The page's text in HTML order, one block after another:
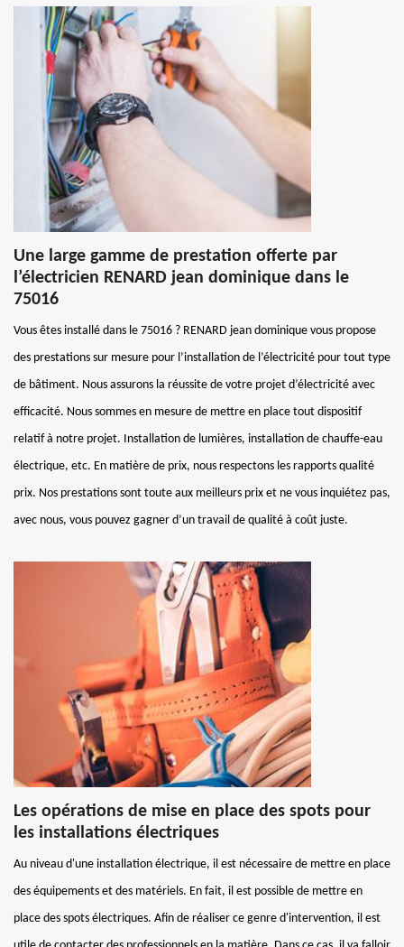
Une large gamme de prestation offerte par
l’électricien RENARD jean dominique dans le
75016
Vous êtes installé dans le 75016 ? RENARD jean dominique vous propose
des prestations sur mesure pour l’installation de l’électricité pour tout type
de bâtiment. Nous assurons la réussite de votre projet d’électricité avec
efficacité. Nous sommes en mesure de mettre en place tout dispositif
relatif à notre projet. Installation de lumières, installation de chauffe-eau
électrique, etc. En matière de prix, nous respectons les rapports qualité
prix. Nos prestations sont toute aux meilleurs prix et ne vous inquiétez pas,
avec nous, vous pouvez gagner d’un travail de qualité à coût juste.
Les opérations de mise en place des spots pour
les installations électriques
Au niveau d'une installation électrique, il est nécessaire de mettre en place
des équipements et des matériels. En fait, il est possible de mettre en
place des spots électriques. Afin de réaliser ce genre d'intervention, il est